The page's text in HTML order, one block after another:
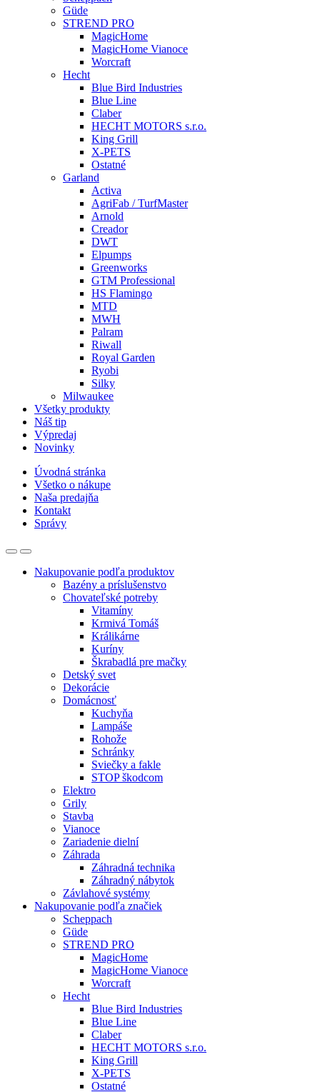
Güde
STREND PRO
MagicHome
MagicHome Vianoce
Worcraft
Hecht
Blue Bird Industries
Blue Line
Claber
HECHT MOTORS s.r.o.
King Grill
X-PETS
Ostatné
Garland
Activa
AgriFab / TurfMaster
Arnold
Creador
DWT
Elpumps
Greenworks
GTM Professional
HS Flamingo
MTD
MWH
Palram
Riwall
Royal Garden
Ryobi
Silky
Milwaukee
Všetky produkty
Náš tip
Výpredaj
Novinky
Úvodná stránka
Všetko o nákupe
Naša predajňa
Kontakt
Správy
Nakupovanie podľa produktov
Bazény a príslušenstvo
Chovateľské potreby
Vitamíny
Krmivá Tomáš
Králikárne
Kuríny
Škrabadlá pre mačky
Detský svet
Dekorácie
Domácnosť
Kuchyňa
Lampáše
Rohože
Schránky
Sviečky a fakle
STOP škodcom
Elektro
Grily
Stavba
Vianoce
Zariadenie dielní
Záhrada
Záhradná technika
Záhradný nábytok
Závlahové systémy
Nakupovanie podľa značiek
Scheppach
Güde
STREND PRO
MagicHome
MagicHome Vianoce
Worcraft
Hecht
Blue Bird Industries
Blue Line
Claber
HECHT MOTORS s.r.o.
King Grill
X-PETS
Ostatné